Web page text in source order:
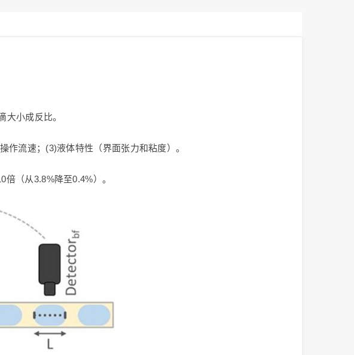
小成反比。
流速；(3)液体特性（界面张力和粘度）。
（从3.8%降至0.4%）。